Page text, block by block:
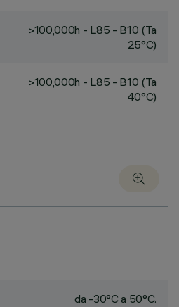
>100,000h - L85 - B10 (Ta
25°C)
>100,000h - L85 - B10 (Ta
40°C)
da -30°C a 50°C.